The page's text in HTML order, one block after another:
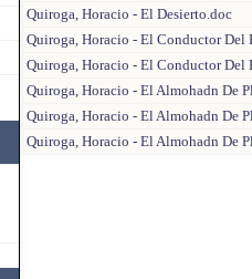
Quiroga, Horacio - El Desierto.doc
Quiroga, Horacio - El Conductor Del
Quiroga, Horacio - El Conductor Del
Quiroga, Horacio - El Almohadn De
Quiroga, Horacio - El Almohadn De
Quiroga, Horacio - El Almohadn De